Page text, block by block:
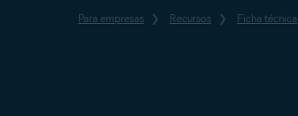
Para empresas Recursos Ficha técnica